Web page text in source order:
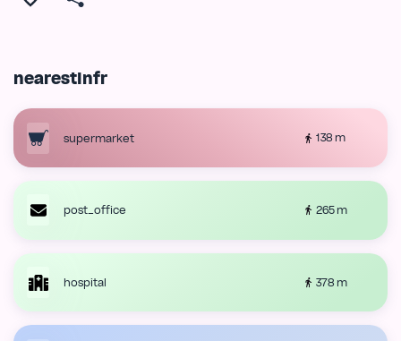
nearestInfr
supermarket 138 m
post_office 265 m
hospital 378 m